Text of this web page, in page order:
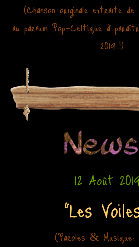
(Chanson originale extraite de
au parfum Pop-Celtique à
2019..!)
12 Août
"Les
(Paroles & Musique: